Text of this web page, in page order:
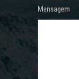
Mensagem